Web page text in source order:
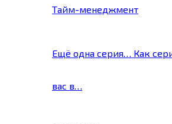
Тайм-менеджмент
Ещё одна серия… Как
вас в…